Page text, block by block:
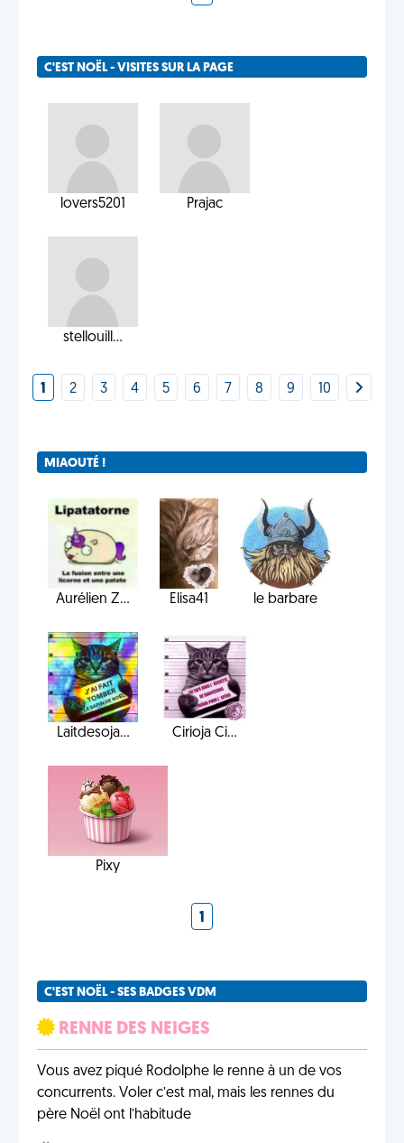
C'EST NOËL - VISITES SUR LA PAGE
lovers5201 Prajac
stellouill...
1 2 3 4 5 6 7 8 9 10
MIAOUTÉ !
Aurélien Z... Elisa41 le barbare
Laitdesoja... Cirioja Ci...
Pixy
1
C'EST NOËL - SES BADGES VDM
RENNE DES NEIGES
Vous avez piqué Rodolphe le renne à un de vos
concurrents. Voler c’est mal, mais les rennes du
père Noël ont l’habitude